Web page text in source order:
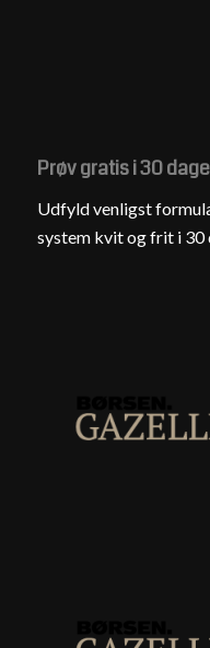
Prøv gratis i 30 dage
Udfyld venligst
system kvit og frit i 30